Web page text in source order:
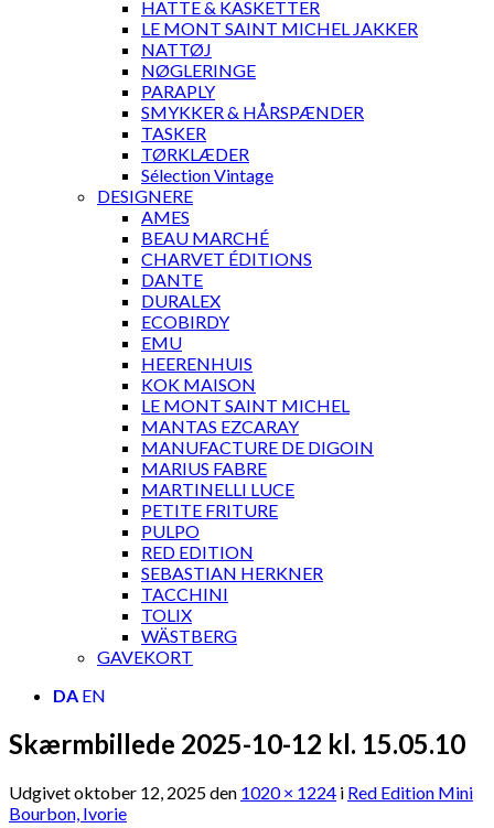
HATTE & KASKETTER
LE MONT SAINT MICHEL JAKKER
NATTØJ
NØGLERINGE
PARAPLY
SMYKKER & HÅRSPÆNDER
TASKER
TØRKLÆDER
Sélection Vintage
DESIGNERE
AMES
BEAU MARCHÉ
CHARVET ÉDITIONS
DANTE
DURALEX
ECOBIRDY
EMU
HEERENHUIS
KOK MAISON
LE MONT SAINT MICHEL
MANTAS EZCARAY
MANUFACTURE DE DIGOIN
MARIUS FABRE
MARTINELLI LUCE
PETITE FRITURE
PULPO
RED EDITION
SEBASTIAN HERKNER
TACCHINI
TOLIX
WÄSTBERG
GAVEKORT
DA EN
Skærmbillede 2025-10-12 kl. 15.05.10
Udgivetoktober 12, 2025den 1020 × 1224 i Red Edition Mini
Bourbon, Ivorie